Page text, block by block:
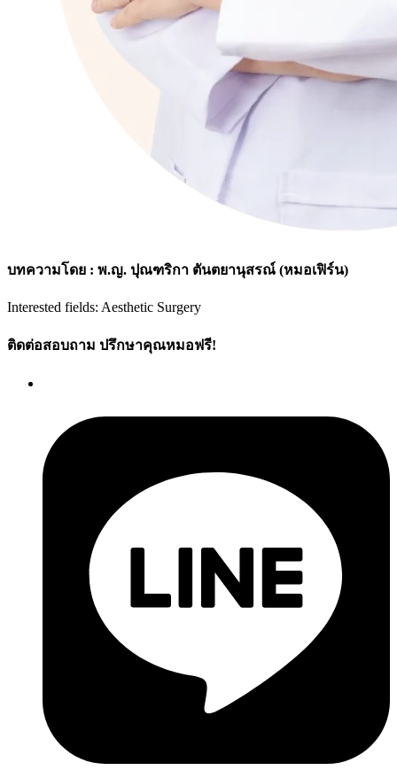
บทความโดย : พ.ญ. ปุณฑริกา ตันตยานุสรณ์ (หมอเฟิร์น)
Interested fields: Aesthetic Surgery
ติดต่อสอบถาม ปรึกษาคุณหมอฟรี!